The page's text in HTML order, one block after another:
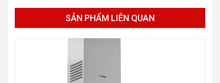
SẢN PHẨM LIÊN QUAN